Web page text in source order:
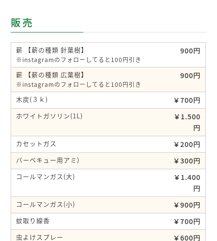
販売
薪 【薪の種類 針葉樹】
※instagramのフォローしてると100円引き
900円
薪 【薪の種類 広葉樹】
※instagramのフォローしてると100円引き
900円
木炭(３ｋ) ￥700円
ホワイトガソリン(1L)
￥1.500
円
カセットガス ￥200円
バーベキュー用アミ) ￥300円
コールマンガス(大)
￥1.400
円
コールマンガス(小) ￥900円
蚊取り線香 ￥700円
虫よけスプレー ￥600円